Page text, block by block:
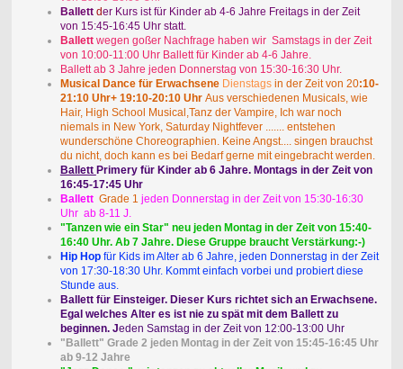
Ballettder Kurs ist für Kinder ab 4-6 Jahre Freitags in der Zeit
von 15:45-16:45 Uhr statt.
Ballettwegen goßer Nachfrage haben wir Samstags in der Zeit
von 10:00-11:00 Uhr Ballett für Kinder ab 4-6 Jahre.
Ballett ab 3 Jahre jeden Donnerstag von 15:30-16:30 Uhr.
Musical Dance für Erwachsene Dienstags in der Zeit von 20:10-
21:10 Uhr+ 19:10-20:10 UhrAus verschiedenen Musicals, wie
Hair, High School Musical,Tanz der Vampire, Ich war noch
niemals in New York, Saturday Nightfever ....... entstehen
wunderschöne Choreographien. Keine Angst.... singen brauchst
du nicht, doch kann es bei Bedarf gerne mit eingebracht werden.
Ballett Primery für Kinder ab 6 Jahre. Montags in der Zeit von
16:45-17:45 Uhr
Ballett Grade 1 jeden Donnerstag in der Zeit von 15:30-16:30
Uhr ab 8-11 J.
"Tanzen wie ein Star" neu jeden Montag in der Zeit von 15:40-
16:40 Uhr. Ab 7 Jahre. Diese Gruppe braucht Verstärkung:-)
Hip Hopfür Kids im Alter ab 6 Jahre, jeden Donnerstag in der Zeit
von 17:30-18:30 Uhr. Kommt einfach vorbei und probiert diese
Stunde aus.
Ballett für Einsteiger. Dieser Kurs richtet sich an Erwachsene.
Egal welches Alter es ist nie zu spät mit dem Ballett zu
beginnen. Jeden Samstag in der Zeit von 12:00-13:00 Uhr
"Ballett" Grade 2 jeden Montag in der Zeit von 15:45-16:45 Uhr
ab 9-12 Jahre